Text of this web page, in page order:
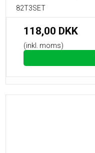
82T3SET
118,00 DKK
(inkl. moms)